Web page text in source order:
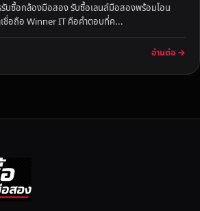
บซื้อกล้องมือสอง รับซื้อเลนส์มือสองพร้อมโอน
เชื่อถือ Winner IT คือคำตอบที่ค...
อ่านต่อ →